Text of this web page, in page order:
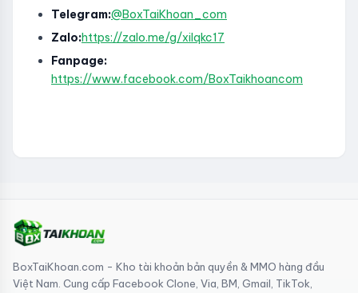
Telegram:@BoxTaiKhoan_com
Zalo:https://zalo.me/g/xilqkc17
Fanpage:
https://www.facebook.com/BoxTaikhoancom
BoxTaiKhoan.com - Kho tài khoản bản quyền & MMO hàng đầu
Việt Nam. Cung cấp Facebook Clone, Via, BM, Gmail, TikTok,